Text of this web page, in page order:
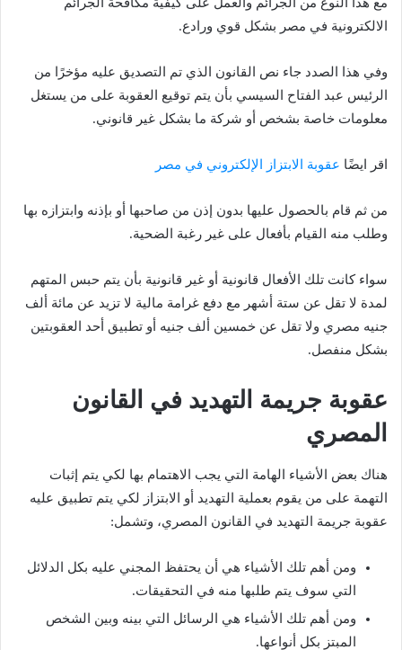
الالكترونية في مصر بشكل قوي ورادع.
وفي هذا الصدد جاء نص القانون الذي تم التصديق عليه مؤخرًا من
الرئيس عبد الفتاح السيسي بأن يتم توقيع العقوبة على من يستغل
معلومات خاصة بشخص أو شركة ما بشكل غير قانوني.
اقر ايضًا عقوبة الابتزاز الإلكتروني في مصر
من ثم قام بالحصول عليها بدون إذن من صاحبها أو بإذنه وابتزازه بها
وطلب منه القيام بأفعال على غير رغبة الضحية.
سواء كانت تلك الأفعال قانونية أو غير قانونية بأن يتم حبس المتهم
لمدة لا تقل عن ستة أشهر مع دفع غرامة مالية لا تزيد عن مائة ألف
جنيه مصري ولا تقل عن خمسين ألف جنيه أو تطبيق أحد العقوبتين
بشكل منفصل.
عقوبة جريمة التهديد في القانون
المصري
هناك بعض الأشياء الهامة التي يجب الاهتمام بها لكي يتم إثبات
التهمة على من يقوم بعملية التهديد أو الابتزاز لكي يتم تطبيق عليه
عقوبة جريمة التهديد في القانون المصري، وتشمل:
ومن أهم تلك الأشياء هي أن يحتفظ المجني عليه بكل الدلائل
التي سوف يتم طلبها منه في التحقيقات.
ومن أهم تلك الأشياء هي الرسائل التي بينه وبين الشخص
المبتز بكل أنواعها.